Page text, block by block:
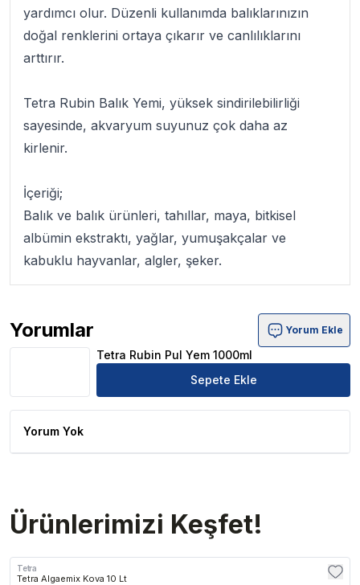
yardımcı olur. Düzenli kullanımda balıklarınızın
doğal renklerini ortaya çıkarır ve canlılıklarını
arttırır.
Tetra Rubin Balık Yemi, yüksek sindirilebilirliği
sayesinde, akvaryum suyunuz çok daha az
kirlenir.
İçeriği;
Balık ve balık ürünleri, tahıllar, maya, bitkisel
albümin ekstraktı, yağlar, yumuşakçalar ve
kabuklu hayvanlar, algler, şeker.
Yorumlar
Tetra Rubin Pul Yem 1000ml Ürün Yorumları
Yorum Ekle
Tetra Rubin Pul Yem 1000ml
Sepete Ekle
Yorum Yok
Ürünlerimizi Keşfet!
Tetra
Tetra Algaemix Kova 10 Lt